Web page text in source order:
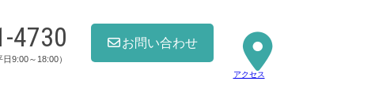
4730
日9:00～18:00）
お問い合わせ
アクセス